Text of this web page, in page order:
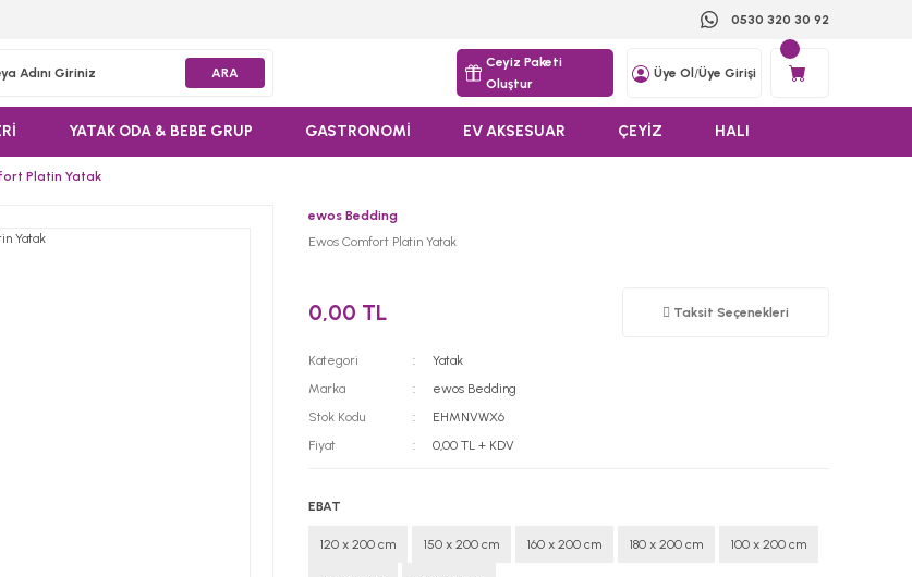
0530 320 30 92
ARA
Ceyiz Paketi
Oluştur
Üye Ol /Üye Girişi
YATAK ODA & BEBE GRUP GASTRONOMİ EV AKSESUAR ÇEYİZ HALI
Platin Yatak
ewos Bedding
Ewos Comfort Platin Yatak
0,00 TL Taksit Seçenekleri
Kategori
Yatak
Marka
ewos Bedding
Stok Kodu
EHMNVWX6
Fiyat
0,00 TL + KDV
EBAT
120 x 200 cm 150 x 200 cm 160 x 200 cm 180 x 200 cm 100 x 200 cm